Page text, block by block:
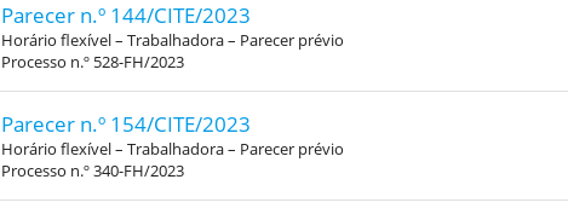
Parecer n.º 144/CITE/2023
Horário flexível – Trabalhadora – Parecer prévio
Processo n.º 528-FH/2023
Parecer n.º 154/CITE/2023
Horário flexível – Trabalhadora – Parecer prévio
Processo n.º 340-FH/2023